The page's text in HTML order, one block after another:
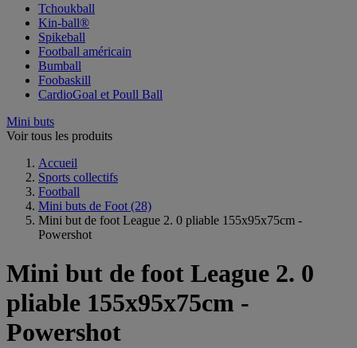
Tchoukball
Kin-ball®
Spikeball
Football américain
Bumball
Foobaskill
CardioGoal et Poull Ball
Mini buts
Voir tous les produits
Accueil
Sports collectifs
Football
Mini buts de Foot (28)
Mini but de foot League 2. 0 pliable 155x95x75cm -
Powershot
Mini but de foot League 2. 0
pliable 155x95x75cm -
Powershot